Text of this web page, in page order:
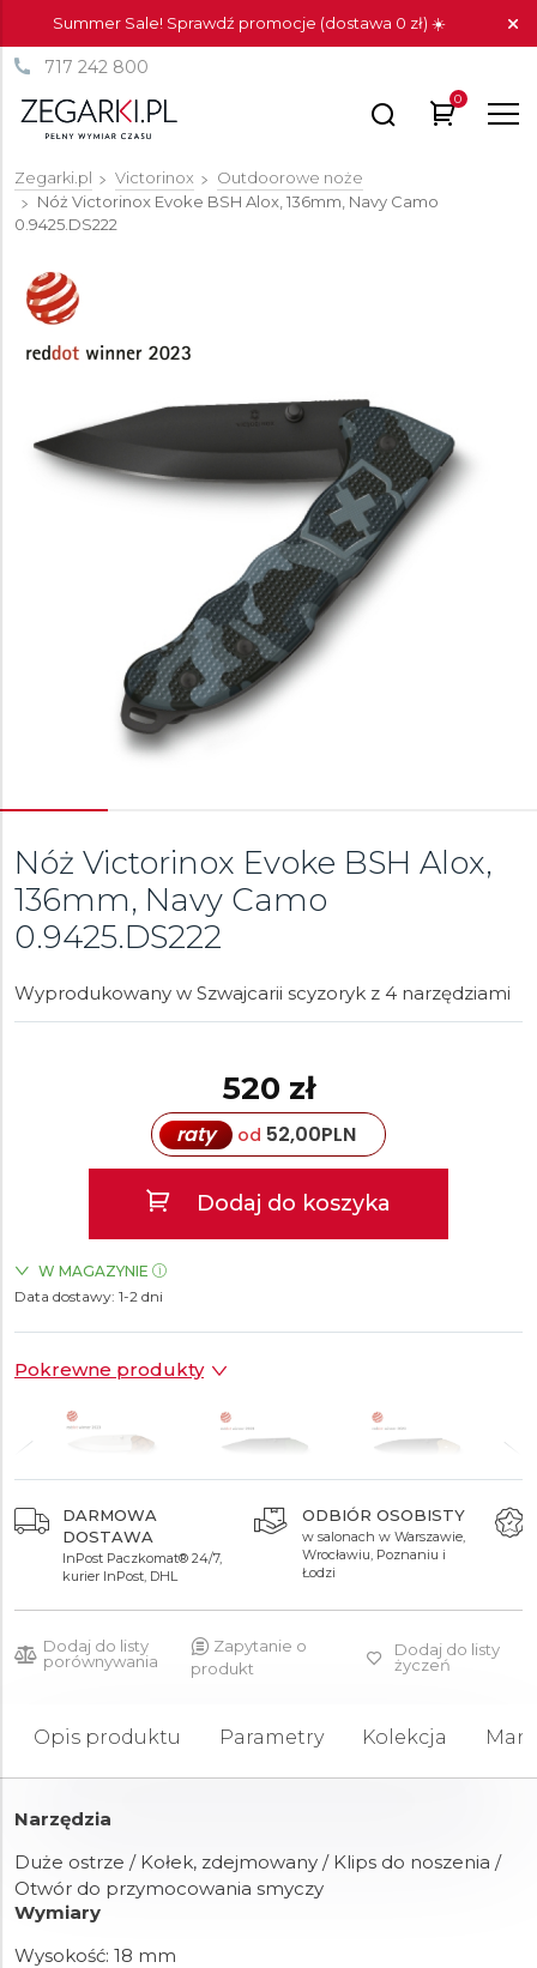
Summer Sale! Sprawdź promocje (dostawa 0 zł) ☀️
717 242 800
0
Zegarki.pl Victorinox
Outdoorowe noże
Nóż Victorinox Evoke BSH Alox, 136mm, Navy Camo
0.9425.DS222
Nóż Victorinox Evoke BSH Alox,
136mm, Navy Camo
0.9425.DS222
Wyprodukowany w Szwajcarii scyzoryk z 4 narzędziami
520 zł
raty od 52,00PLN
Dodaj do koszyka
W MAGAZYNIE
ZEGARKI.PL Sky Tower Wrocław
Data dostawy: 1-2 dni
Pokrewne produkty
610 zł 520 zł
AUTORYZOWANY
SPRZEDAWCA
gwarancja oryginalności
wszystkich produktów
CENTRUM
SERWISOWE
najnowocześniejsze w
Polsce
Dodaj do listy
porównywania
Zapytanie o
produkt
Dodaj do listy
życzeń
Opis produktu Parametry Kolekcja
Narzędzia
Duże ostrze / Kołek, zdejmowany / Klips do noszenia /
Otwór do przymocowania smyczy
Wymiary
Wysokość: 18 mm